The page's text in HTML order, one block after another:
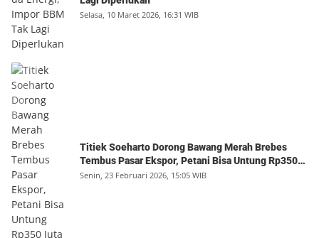
Selasa, 10 Maret 2026, 16:31 WIB
Titiek Soeharto Dorong Bawang Merah Brebes
Tembus Pasar Ekspor, Petani Bisa Untung Rp350
Juta per Hektare
Senin, 23 Februari 2026, 15:05 WIB